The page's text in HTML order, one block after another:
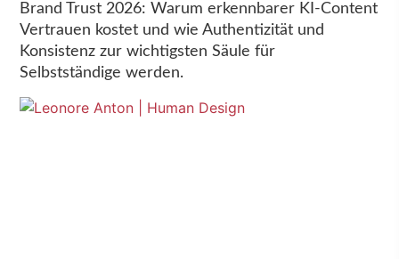
Brand Trust 2026: Warum erkennbarer KI-Content
Vertrauen kostet und wie Authentizität und
Konsistenz zur wichtigsten Säule für
Selbstständige werden.